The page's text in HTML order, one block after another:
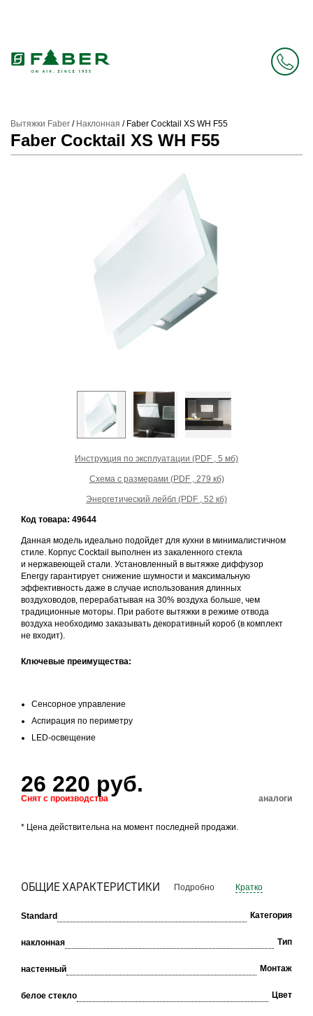
Вытяжки Faber / Наклонная / Faber Cocktail XS WH F55
Faber Cocktail XS WH F55
Инструкция по эксплуатации (PDF , 5 мб)
Схема с размерами (PDF , 279 кб)
Энергетический лейбл (PDF , 52 кб)
Код товара: 49644
Данная модель идеально подойдет для кухни в минималистичном
стиле. Корпус Cocktail выполнен из закаленного стекла
и нержавеющей стали. Установленный в вытяжке диффузор
Energy гарантирует снижение шумности и максимальную
эффективность даже в случае использования длинных
воздуховодов, перерабатывая на 30% воздуха больше, чем
традиционные моторы. При работе вытяжки в режиме отвода
воздуха необходимо заказывать декоративный короб (в комплект
не входит).
Ключевые преимущества:
Сенсорное управление
Аспирация по периметру
LED-освещение
26 220 руб.
Снят с производства аналоги
* Цена действительна на момент последней продажи.
ОБЩИЕ ХАРАКТЕРИСТИКИ Подробно Кратко
Standard Категория
наклонная Тип
настенный Монтаж
белое стекло Цвет